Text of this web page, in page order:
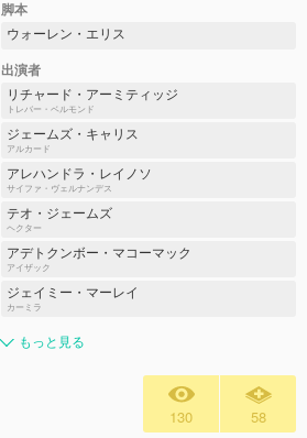
脚本
ウォーレン・エリス
出演者
リチャード・アーミティッジ
トレバー・ベルモンド
ジェームズ・キャリス
アルカード
アレハンドラ・レイノソ
サイファ・ヴェルナンデス
テオ・ジェームズ
ヘクター
アデトクンボー・マコーマック
アイザック
ジェイミー・マーレイ
カーミラ
もっと見る
130 58